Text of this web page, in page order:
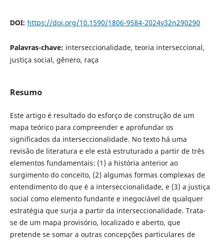
DOI: https://doi.org/10.1590/1806-9584-2024v32n290290
Palavras-chave: interseccionalidade, teoria interseccional,
justiça social, gênero, raça
Resumo
Este artigo é resultado do esforço de construção de um
mapa teórico para compreender e aprofundar os
significados da interseccionalidade. No texto há uma
revisão de literatura e ele está estruturado a partir de três
elementos fundamentais: (1) a história anterior ao
surgimento do conceito, (2) algumas formas complexas de
entendimento do que é a interseccionalidade, e (3) a justiça
social como elemento fundante e inegociável de qualquer
estratégia que surja a partir da interseccionalidade. Trata-
se de um mapa provisório, localizado e aberto, que
pretende se somar a outras concepções particulares de